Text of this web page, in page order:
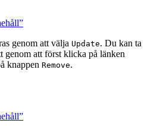
genom att välja Update. Du kan ta
genom att först klicka på länken
knappen Remove.